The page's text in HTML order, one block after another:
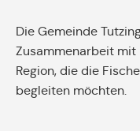
Die Gemeinde
Zusammenarbeit mit
Region, die die
begleiten möchten.